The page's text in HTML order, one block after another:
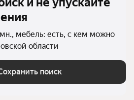
мебель: есть, с кем можно
области
поиск